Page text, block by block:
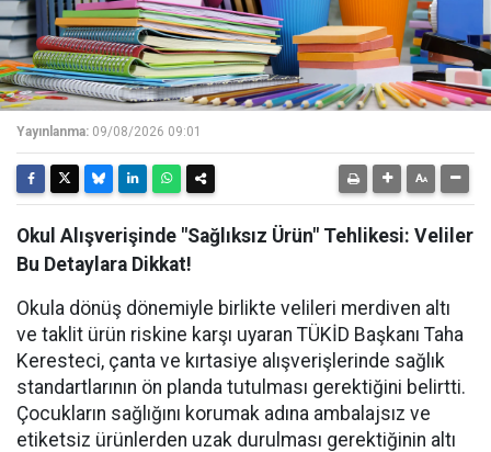
Yayınlanma: 09/08/2026 09:01
Okul Alışverişinde "Sağlıksız Ürün" Tehlikesi: Veliler
Bu Detaylara Dikkat!
Okula dönüş dönemiyle birlikte velileri merdiven altı
ve taklit ürün riskine karşı uyaran TÜKİD Başkanı Taha
Keresteci, çanta ve kırtasiye alışverişlerinde sağlık
standartlarının ön planda tutulması gerektiğini belirtti.
Çocukların sağlığını korumak adına ambalajsız ve
etiketsiz ürünlerden uzak durulması gerektiğinin altı